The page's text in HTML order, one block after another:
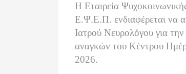
Η Εταιρεία
Ε.Ψ.Ε.Π. ενδιαφέρεται να
Ιατρού Νευρολόγου για
αναγκών του Κέντρου
2026.